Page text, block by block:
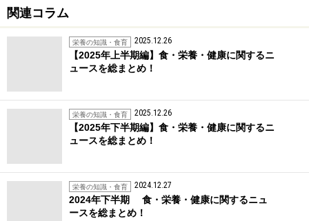
関連コラム
栄養の知識・食育 2025.12.26
【2025年上半期編】食・栄養・健康に関するニ
ュースを総まとめ！
栄養の知識・食育 2025.12.26
【2025年下半期編】食・栄養・健康に関するニ
ュースを総まとめ！
栄養の知識・食育 2024.12.27
2024年下半期 食・栄養・健康に関するニュ
ースを総まとめ！